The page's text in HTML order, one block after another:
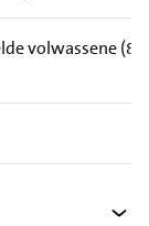
volwassene